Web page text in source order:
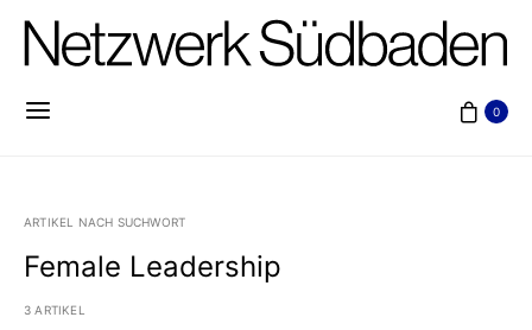
0
ARTIKEL NACH SUCHWORT
Female Leadership
3 ARTIKEL